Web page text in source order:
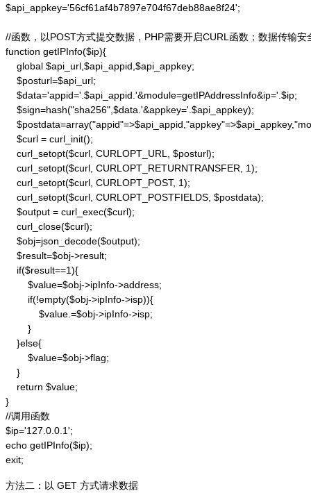
$api_appkey='56cf61af4b7897e704f67deb88ae8f24';
//函数，以POST方式提交数据，PHP需要开启CURL函数；数据传输安
function getIPInfo($ip){
    global $api_url,$api_appid,$api_appkey;
    $posturl=$api_url;
    $data='appid='.$api_appid.'&module=getIPAddressInfo&ip='.$ip;
    $sign=hash("sha256",$data.'&appkey='.$api_appkey);
    $curl = curl_init();
    curl_setopt($curl, CURLOPT_URL, $posturl);
    curl_setopt($curl, CURLOPT_RETURNTRANSFER, 1);
    curl_setopt($curl, CURLOPT_POST, 1);
    curl_setopt($curl, CURLOPT_POSTFIELDS, $postdata);
    $output = curl_exec($curl);
    curl_close($curl);
    $obj=json_decode($output);
    $result=$obj->result;
    if($result==1){
        $value=$obj->ipInfo->address;
        if(!empty($obj->ipInfo->isp)){
            $value.=$obj->ipInfo->isp;
        }
    }else{
        $value=$obj->flag;
    }
    return $value;
}
//调用函数
$ip='127.0.0.1';
echo getIPInfo($ip);
exit;
方法二：以 GET 方式请求数据